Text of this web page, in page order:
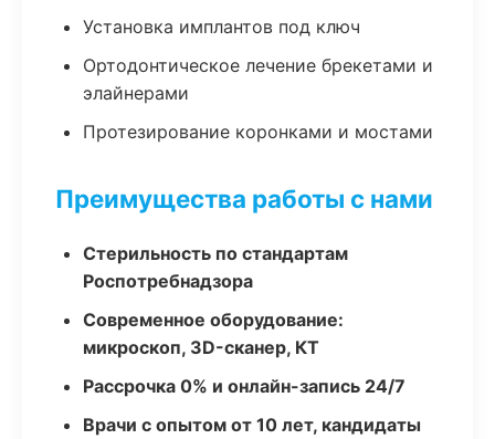
Установка имплантов под ключ
Ортодонтическое лечение брекетами и
элайнерами
Протезирование коронками и мостами
Преимущества работы с нами
Стерильность по стандартам
Роспотребнадзора
Современное оборудование:
микроскоп, 3D-сканер, КТ
Рассрочка 0% и онлайн-запись 24/7
Врачи с опытом от 10 лет, кандидаты